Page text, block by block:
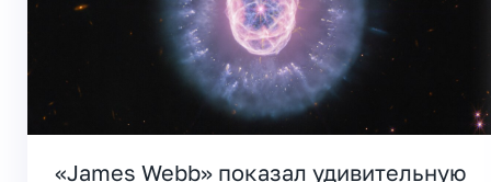
«James Webb» показал удивительную